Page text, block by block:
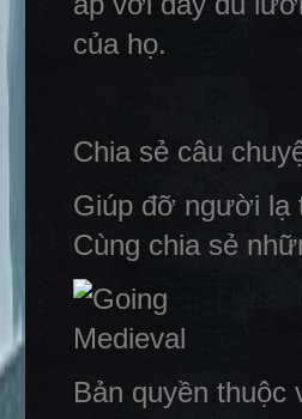
của họ.
Chia sẻ câu
Giúp đỡ người lạ
Cùng chia sẻ
Bản quyền thuộc